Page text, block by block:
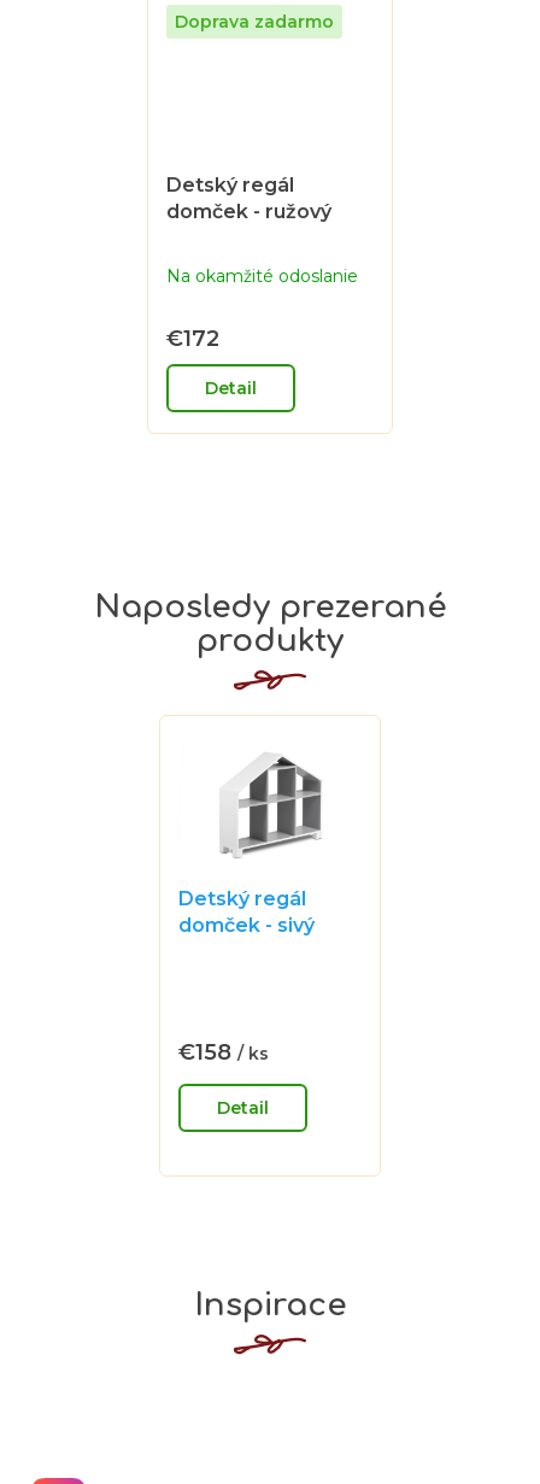
Detský regál
domček - ružový
Na okamžité odoslanie
€172
Detail
Naposledy prezerané
produkty
Detský regál
domček - sivý
je
z
€158 / ks
cena:Detail
Inspirace